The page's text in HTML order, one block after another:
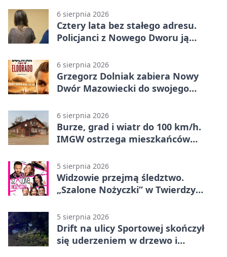
6 sierpnia 2026
Cztery lata bez stałego adresu.
Policjanci z Nowego Dworu ją
6 sierpnia 2026
Grzegorz Dolniak zabiera Nowy
Dwór Mazowiecki do swojego
6 sierpnia 2026
Burze, grad i wiatr do 100 km/h.
IMGW ostrzega mieszkańców
5 sierpnia 2026
Widzowie przejmą śledztwo.
„Szalone Nożyczki” w Twierdzy
5 sierpnia 2026
Drift na ulicy Sportowej skończył
się uderzeniem w drzewo i